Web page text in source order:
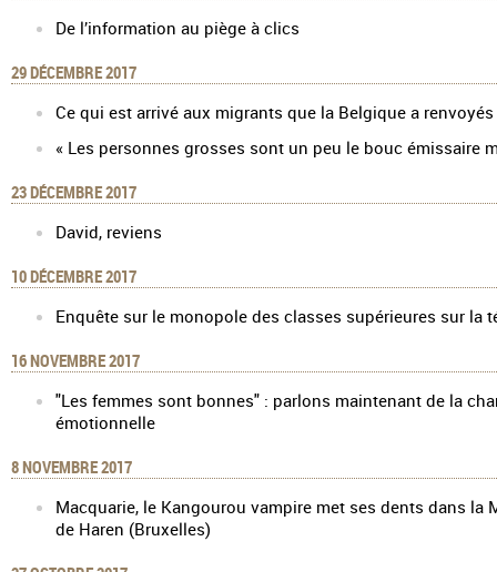
De l’information au piège à clics
29 DÉCEMBRE 2017
Ce qui est arrivé aux migrants que la Belgique a
« Les personnes grosses sont un peu le bouc émissaire
23 DÉCEMBRE 2017
David, reviens
10 DÉCEMBRE 2017
Enquête sur le monopole des classes supérieures sur la
16 NOVEMBRE 2017
"Les femmes sont bonnes" : parlons maintenant de la
émotionnelle
8 NOVEMBRE 2017
Macquarie, le Kangourou vampire met ses dents dans la
de Haren (Bruxelles)